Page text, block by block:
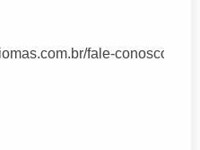
fale-conosco